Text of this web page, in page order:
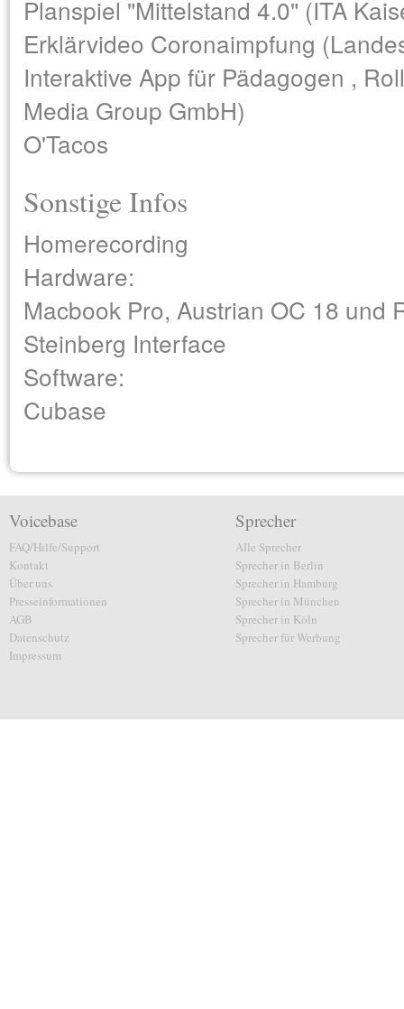
Planspiel "Mittelstand 4.0" (ITA
Erklärvideo Coronaimpfung
Interaktive App für Pädagogen ,
Media Group GmbH)
O'Tacos
Sonstige Infos
Homerecording
Hardware:
Macbook Pro, Austrian OC 18 und
Steinberg Interface
Software:
Cubase
Voicebase
FAQ/Hilfe/Support
Kontakt
Über uns
Presseinformationen
AGB
Datenschutz
Impressum
Sprecher
Alle Sprecher
Sprecher in Berlin
Sprecher in Hamburg
Sprecher in München
Sprecher in Köln
Sprecher für Werbung